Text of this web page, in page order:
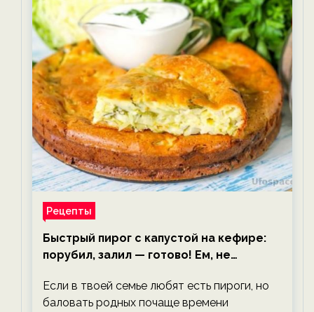
Рецепты
Быстрый пирог с капустой на кефире:
порубил, залил — готово! Ем, не
Если в твоей семье любят есть пироги, но
баловать родных почаще времени